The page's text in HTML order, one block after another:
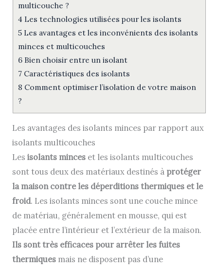
multicouche ?
4Les technologies utilisées pour les isolants
5Les avantages et les inconvénients des isolants
minces et multicouches
6Bien choisir entre un isolant
7Caractéristiques des isolants
8 Comment optimiser l’isolation de votre maison
?
Les avantages des isolants minces par rapport aux
isolants multicouches
Lesisolants minces et les isolants multicouches
sont tous deux des matériaux destinés à protéger
la maison contre les déperditions thermiques et le
froid. Les isolants minces sont une couche mince
de matériau, généralement en mousse, qui est
placée entre l’intérieur et l’extérieur de la maison.
Ils sont très efficaces pour arrêter les fuites
thermiques mais ne disposent pas d’une